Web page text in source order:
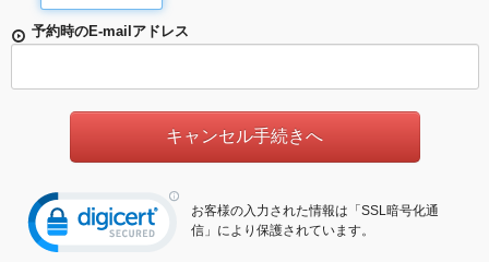
予約時のE-mailアドレス
お客様の入力された情報は「SSL暗号化通
信」により保護されています。